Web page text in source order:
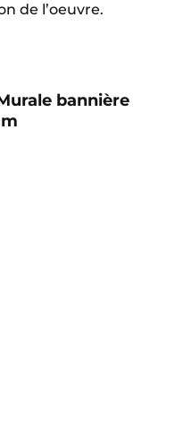
de l’oeuvre.
bannière